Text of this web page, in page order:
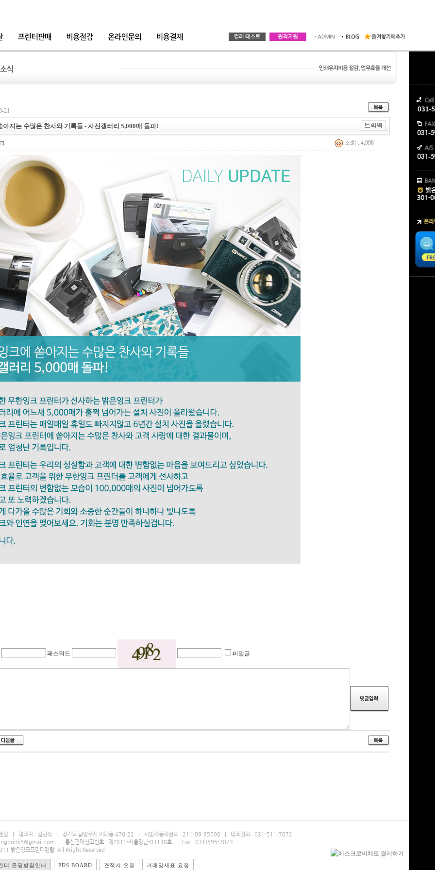
21
아지는 수많은 찬사와 기록들 - 사진갤러리 5,000매 돌파!
조회 : 4,998
패스워드 비밀글
렌탈 | 대표자 : 김민석 | 경기도 남양주시 이패동 476-22 | 사업자등록번호 : 211-09-35500 | 대표전화 : 031-511-7072
| 통신판매신고번호 : 제2011-서울강남-03138호 | Fax : 031)595-7073
밝은잉크프린터렌탈. All Rright Reserved.
터 운영방침안내 PDS BOARD 견적서 요청 거래명세표 요청